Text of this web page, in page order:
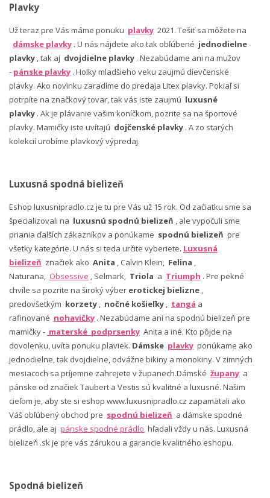
Plavky
Už teraz pre Vás máme ponuku plavky 2021. Tešiť sa môžete na
dámske plavky . U nás nájdete ako tak obľúbené jednodielne
plavky , tak aj dvojdielne plavky . Nezabúdame ani na mužov
- pánske plavky . Holky mladšieho veku zaujmú dievčenské
plavky. Ako novinku zaradíme do predaja Litex plavky. Pokiaľ si
potrpíte na značkový tovar, tak vás iste zaujmú luxusné
plavky . Ak je plávanie vašim koníčkom, pozrite sa na športové
plavky. Mamičky iste uvítajú dojčenské plavky . A zo starých
kolekcií urobíme plavkový výpredaj.
Luxusná spodná bielizeň
Eshop luxusnipradlo.cz je tu pre Vás už 15 rok. Od začiatku sme sa
špecializovali na luxusnú spodnú bielizeň , ale vypočuli sme
priania ďalších zákazníkov a ponúkame spodnú bielizeň pre
všetky kategórie. U nás si teda určite vyberiete. Luxusná
bielizeň značiek ako Anita , Calvin Klein, Felina ,
Naturana, Obsessive , Selmark, Triola a Triumph . Pre pekné
chvíle sa pozrite na široký výber erotickej bielizne ,
predovšetkým korzety , nočné košieľky , tangá a
rafinované nohavičky . Nezabúdame ani na spodnú bielizeň pre
mamičky - materské podprsenky Anita a iné. Kto pôjde na
dovolenku, uvíta ponuku plaviek. Dámske plavky ponúkame ako
jednodielne, tak dvojdielne, odvážne bikiny a monokiny. V zimných
mesiacoch sa príjemne zahrejete v županech.Dámské župany a
pánske od značiek Taubert a Vestis sú kvalitné a luxusné. Našim
cieľom je, aby ste si eshop www.luxusnipradlo.cz zapamätali ako
Váš obľúbený obchod pre spodnú bielizeň a dámske spodné
prádlo, ale aj pánske spodné prádlo hľadali vždy u nás. Luxusná
bielizeň .sk je pre vás zárukou a garancie kvalitného eshopu.
Spodná bielizeň